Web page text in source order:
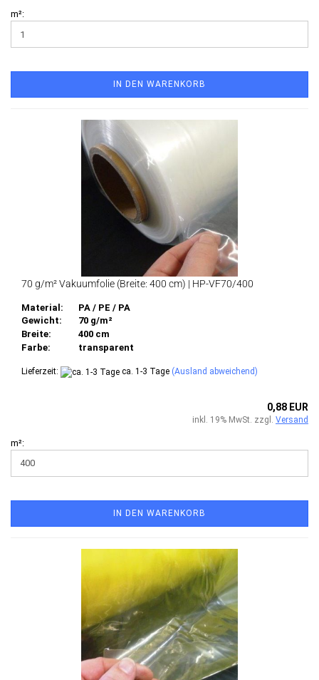
m²:
IN DEN WARENKORB
70 g/m² Vakuumfolie (Breite: 400 cm) | HP-VF70/400
Material:
PA / PE / PA
Gewicht:
70 g/m²
Breite:
400 cm
Farbe:
transparent
Lieferzeit: ca. 1-3 Tage (Ausland abweichend)
0,88 EUR
inkl. 19% MwSt. zzgl. Versand
m²:
IN DEN WARENKORB